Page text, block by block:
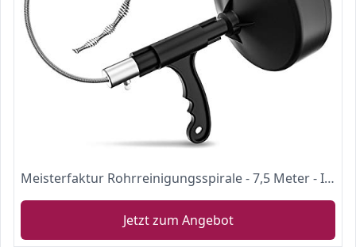
Meisterfaktur Rohrreinigungsspirale - 7,5 Meter - Ideale Abflussspirale für eine umweltfreundliche Rohrreinigung - Die Rohrspirale für echte Heimwerker! (7,5m)
Jetzt zum Angebot